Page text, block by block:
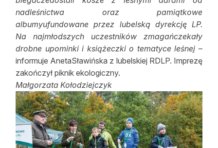
nadleśnictwa oraz pamiątkowe
albumyufundowane przez lubelską dyrekcję LP.
Na najmłodszych uczestników zmagańczekały
drobne upominki i książeczki o tematyce leśnej –
informuje AnetaSławińska z lubelskiej RDLP. Imprezę
zakończył piknik ekologiczny.
Małgorzata Kołodziejczyk